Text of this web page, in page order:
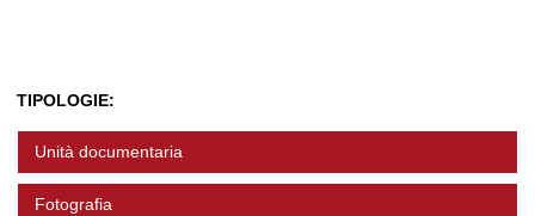
TIPOLOGIE:
Unità documentaria
Fotografia